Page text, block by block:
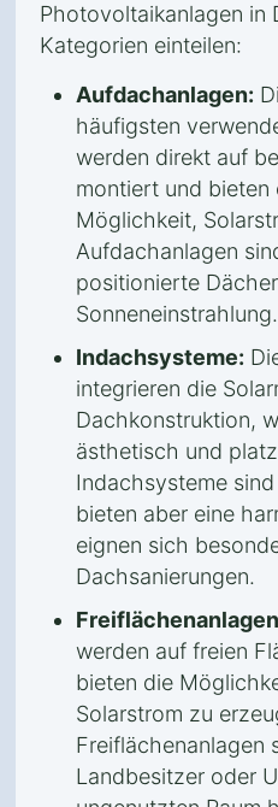
Photovoltaikanlagen in
Kategorien einteilen:
Aufdachanlagen:
häufigsten
werden direkt auf
montiert und bieten
Möglichkeit,
Aufdachanlagen
positionierte
Sonneneinstrahlung.
Indachsysteme:
integrieren die
Dachkonstruktion,
ästhetisch und
Indachsysteme
bieten aber eine
eignen sich
Dachsanierungen.
werden auf freien
bieten die
Solarstrom zu
Freiflächenanlagen
Landbesitzer oder